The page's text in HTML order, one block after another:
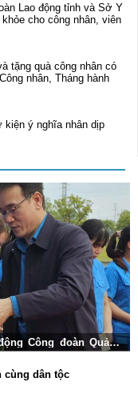
Lao động tỉnh và Sở Y
cho công nhân, viên
tặng quà công nhân có
nhân, Tháng hành
kiện ý nghĩa nhân dịp
Công đoàn Quảng
cùng dân tộc